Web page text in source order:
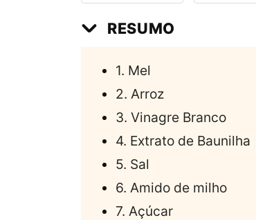
RESUMO
1. Mel
2. Arroz
3. Vinagre Branco
4. Extrato de Baunilha
5. Sal
6. Amido de milho
7. Açúcar